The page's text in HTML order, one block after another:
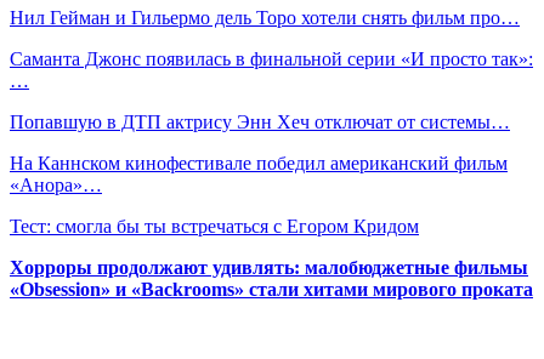
Нил Гейман и Гильермо дель Торо хотели снять фильм про…
Саманта Джонс появилась в финальной серии «И просто так»:
…
Попавшую в ДТП актрису Энн Хеч отключат от системы…
На Каннском кинофестивале победил американский фильм
«Анора»…
Тест: смогла бы ты встречаться с Егором Кридом
Хорроры продолжают удивлять: малобюджетные фильмы
«Obsession» и «Backrooms» стали хитами мирового проката